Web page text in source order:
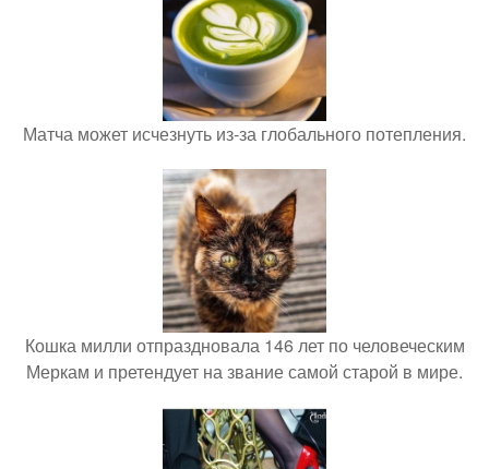
Матча может исчезнуть из-за глобального потепления.
Кошка милли отпраздновала 146 лет по человеческим
Меркам и претендует на звание самой старой в мире.